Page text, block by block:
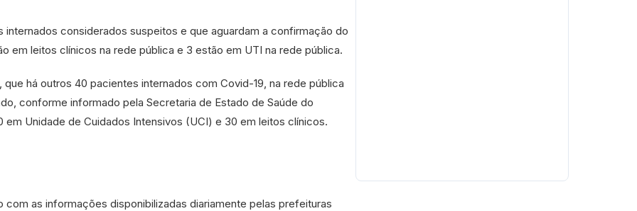
internados considerados suspeitos e que aguardam a confirmação do
em leitos clínicos na rede pública e 3 estão em UTI na rede pública.
há outros 40 pacientes internados com Covid-19, na rede pública
conforme informado pela Secretaria de Estado de Saúde do
em Unidade de Cuidados Intensivos (UCI) e 30 em leitos clínicos.
com as informações disponibilizadas diariamente pelas prefeituras